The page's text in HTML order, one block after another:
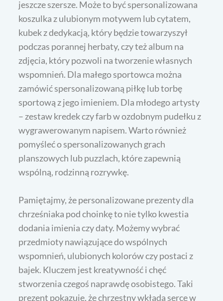
jeszcze szersze. Może to być spersonalizowana
koszulka z ulubionym motywem lub cytatem,
kubek z dedykacją, który będzie towarzyszył
podczas porannej herbaty, czy też album na
zdjęcia, który pozwoli na tworzenie własnych
wspomnień. Dla małego sportowca można
zamówić spersonalizowaną piłkę lub torbę
sportową z jego imieniem. Dla młodego artysty
– zestaw kredek czy farb w ozdobnym pudełku z
wygrawerowanym napisem. Warto również
pomyśleć o spersonalizowanych grach
planszowych lub puzzlach, które zapewnią
wspólną, rodzinną rozrywkę.
Pamiętajmy, że personalizowane prezenty dla
chrześniaka pod choinkę to nie tylko kwestia
dodania imienia czy daty. Możemy wybrać
przedmioty nawiązujące do wspólnych
wspomnień, ulubionych kolorów czy postaci z
bajek. Kluczem jest kreatywność i chęć
stworzenia czegoś naprawdę osobistego. Taki
prezent pokazuje, że chrzestny wkłada serce w